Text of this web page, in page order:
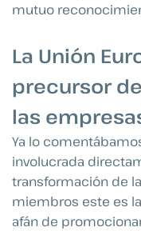
mutuo
La Unión
precursor
las
Ya lo
involucrada
transformación de
miembros este es
afán de